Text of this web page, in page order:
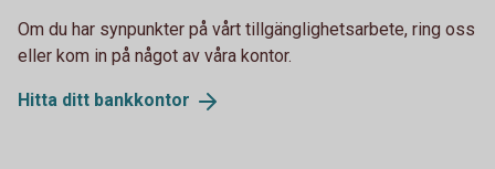
Om du har synpunkter på vårt tillgänglighetsarbete, ring oss
eller kom in på något av våra kontor.
Hitta ditt bankkontor